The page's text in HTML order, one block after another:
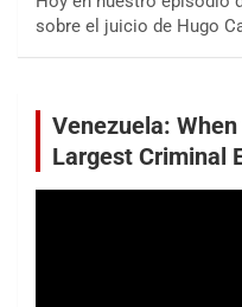
sobre el juicio de Hugo
Venezuela:
Largest Criminal